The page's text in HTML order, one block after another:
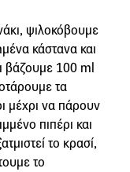
ψιλοκόβουμε
κάστανα και
βάζουμε 100 ml
τα
μέχρι να πάρουν
πιπέρι και
το κρασί,
το